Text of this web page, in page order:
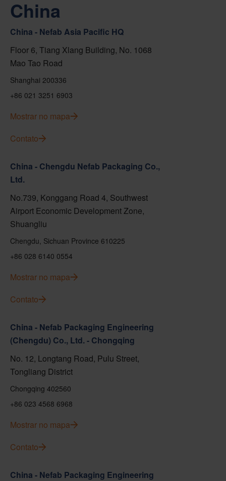
China
China - Nefab Asia Pacific HQ
Floor 6, Tiang Xlang Building, No. 1068
Mao Tao Road
Shanghai 200336
+86 021 3251 6903
Mostrar no mapa
Contato
China - Chengdu Nefab Packaging Co.,
Ltd.
No.739, Konggang Road 4, Southwest
Airport Economic Development Zone,
Shuangliu
Chengdu, Sichuan Province 610225
+86 028 6140 0554
Mostrar no mapa
Contato
China - Nefab Packaging Engineering
(Chengdu) Co., Ltd. - Chongqing
No. 12, Longtang Road, Pulu Street,
Tongliang District
Chongqing 402560
+86 023 4568 6968
Mostrar no mapa
Contato
China - Nefab Packaging Engineering